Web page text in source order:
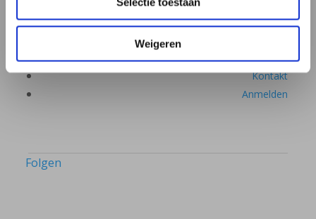
Weigeren
Über uns
Kontakt
Anmelden
Folgen